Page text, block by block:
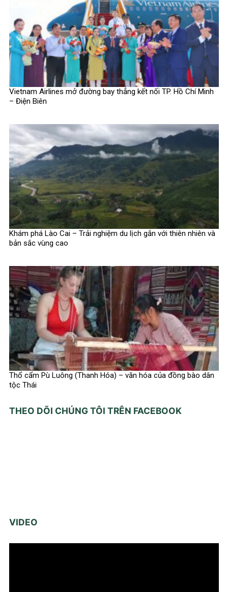
Vietnam Airlines mở đường bay thẳng kết nối TP. Hồ Chí Minh
– Điện Biên
Khám phá Lào Cai – Trải nghiệm du lịch gắn với thiên nhiên và
bản sắc vùng cao
Thổ cẩm Pù Luông (Thanh Hóa) – văn hóa của đồng bào dân
tộc Thái
THEO DÕI CHÚNG TÔI TRÊN FACEBOOK
VIDEO